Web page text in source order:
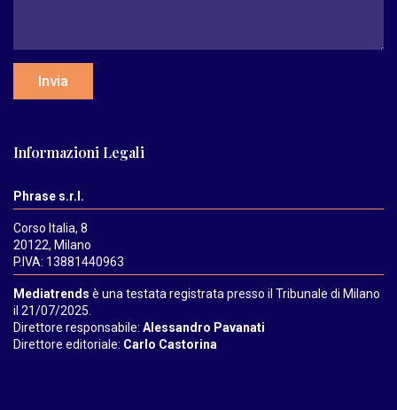
Invia
Informazioni Legali
Phrase s.r.l.
Corso Italia, 8
20122, Milano
P.IVA: 13881440963
Mediatrends è una testata registrata presso il Tribunale di Milano
il 21/07/2025.
Direttore responsabile: Alessandro Pavanati
Direttore editoriale: Carlo Castorina